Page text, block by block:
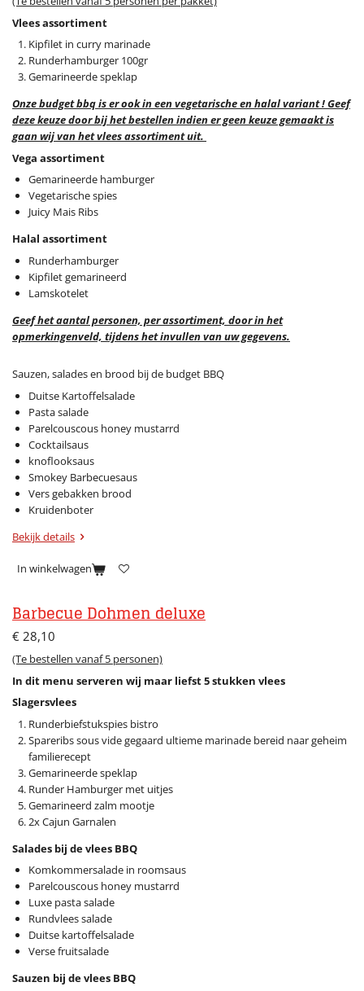
Vlees assortiment
Kipfilet in curry marinade
Runderhamburger 100gr
Gemarineerde speklap
Onze budget bbq is er ook in een vegetarische en halal variant ! Geef
deze keuze door bij het bestellen indien er geen keuze gemaakt is
gaan wij van het vlees assortiment uit.
Vega assortiment
Gemarineerde hamburger
Vegetarische spies
Juicy Mais Ribs
Halal assortiment
Runderhamburger
Kipfilet gemarineerd
Lamskotelet
Geef het aantal personen, per assortiment, door in het
opmerkingenveld, tijdens het invullen van uw gegevens.
Sauzen, salades en brood bij de budget BBQ​
Duitse Kartoffelsalade
Pasta salade
Parelcouscous honey mustarrd
Cocktailsaus
knoflooksaus
Smokey Barbecuesaus
Vers gebakken brood
Kruidenboter
Bekijk details
In winkelwagen
Barbecue Dohmen deluxe
€ 28,10
(Te bestellen vanaf 5 personen)
In dit menu serveren wij maar liefst 5 stukken vlees
Slagersvlees
Runderbiefstukspies bistro
Spareribs sous vide gegaard ultieme marinade bereid naar geheim
familierecept
Gemarineerde speklap
Runder Hamburger met uitjes
Gemarineerd zalm mootje
2x Cajun Garnalen
Salades bij de vlees BBQ
Komkommersalade in roomsaus
Parelcouscous honey mustarrd
Luxe pasta salade
Rundvlees salade
Duitse kartoffelsalade
Verse fruitsalade
Sauzen bij de vlees BBQ